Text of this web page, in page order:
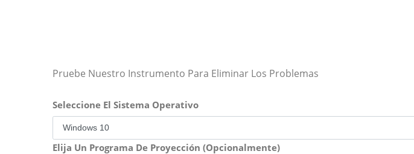
Pruebe Nuestro Instrumento Para Eliminar Los Problemas
Seleccione El Sistema Operativo
Elija Un Programa De Proyección (Opcionalmente)